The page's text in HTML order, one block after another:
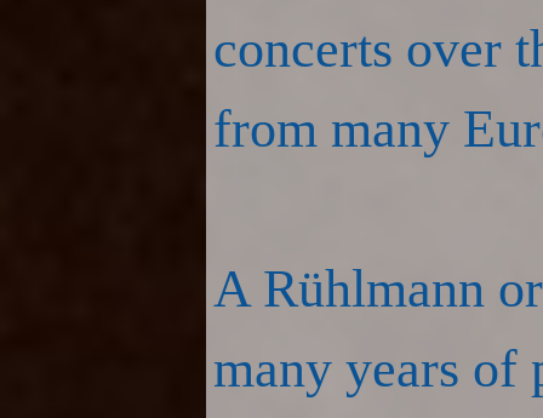
concerts over
from many
A Rühlmann
many years of